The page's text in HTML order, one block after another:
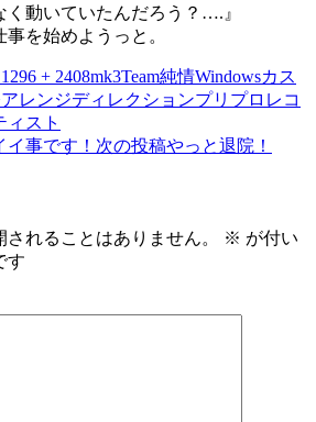
く動いていたんだろう？….』
を始めようっと。
+ 2408mk3Team純情Windowsカス
アレンジディレクションプリプロ レコ
ィスト
事です！ 次の投稿やっと退院！
れることはありません。 ※ が付い
す